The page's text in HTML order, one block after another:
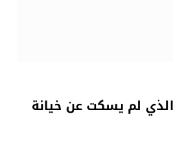
لم يسكت عن خيانة